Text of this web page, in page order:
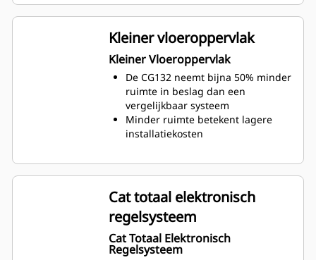
Kleiner vloeroppervlak
Kleiner Vloeroppervlak
De CG132 neemt bijna 50% minder
ruimte in beslag dan een
vergelijkbaar systeem
Minder ruimte betekent lagere
installatiekosten
Cat totaal elektronisch
regelsysteem
Cat Totaal Elektronisch
Regelsysteem